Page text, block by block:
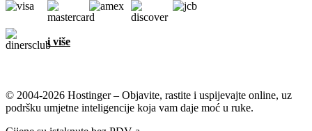
i više
© 2004-2026 Hostinger – Objavite, rastite i uspijevajte online, uz
podršku umjetne inteligencije koja vam daje moć u ruke.